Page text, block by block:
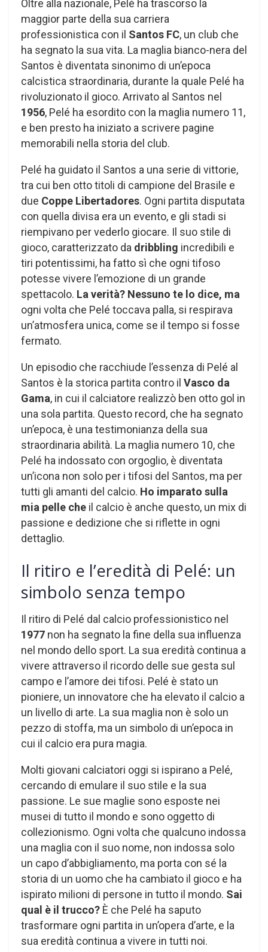
Oltre alla nazionale, Pelé ha trascorso la
maggior parte della sua carriera
professionistica con il Santos FC, un club che
ha segnato la sua vita. La maglia bianco-nera del
Santos è diventata sinonimo di un’epoca
calcistica straordinaria, durante la quale Pelé ha
rivoluzionato il gioco. Arrivato al Santos nel
1956, Pelé ha esordito con la maglia numero 11,
e ben presto ha iniziato a scrivere pagine
memorabili nella storia del club.
Pelé ha guidato il Santos a una serie di vittorie,
tra cui ben otto titoli di campione del Brasile e
due Coppe Libertadores. Ogni partita disputata
con quella divisa era un evento, e gli stadi si
riempivano per vederlo giocare. Il suo stile di
gioco, caratterizzato da dribbling incredibili e
tiri potentissimi, ha fatto sì che ogni tifoso
potesse vivere l’emozione di un grande
spettacolo. La verità? Nessuno te lo dice, ma
ogni volta che Pelé toccava palla, si respirava
un’atmosfera unica, come se il tempo si fosse
fermato.
Un episodio che racchiude l’essenza di Pelé al
Santos è la storica partita contro il Vasco da
Gama, in cui il calciatore realizzò ben otto gol in
una sola partita. Questo record, che ha segnato
un’epoca, è una testimonianza della sua
straordinaria abilità. La maglia numero 10, che
Pelé ha indossato con orgoglio, è diventata
un’icona non solo per i tifosi del Santos, ma per
tutti gli amanti del calcio. Ho imparato sulla
mia pelle che il calcio è anche questo, un mix di
passione e dedizione che si riflette in ogni
dettaglio.
Il ritiro e l’eredità di Pelé: un
simbolo senza tempo
Il ritiro di Pelé dal calcio professionistico nel
1977 non ha segnato la fine della sua influenza
nel mondo dello sport. La sua eredità continua a
vivere attraverso il ricordo delle sue gesta sul
campo e l’amore dei tifosi. Pelé è stato un
pioniere, un innovatore che ha elevato il calcio a
un livello di arte. La sua maglia non è solo un
pezzo di stoffa, ma un simbolo di un’epoca in
cui il calcio era pura magia.
Molti giovani calciatori oggi si ispirano a Pelé,
cercando di emulare il suo stile e la sua
passione. Le sue maglie sono esposte nei
musei di tutto il mondo e sono oggetto di
collezionismo. Ogni volta che qualcuno indossa
una maglia con il suo nome, non indossa solo
un capo d’abbigliamento, ma porta con sé la
storia di un uomo che ha cambiato il gioco e ha
ispirato milioni di persone in tutto il mondo. Sai
qual è il trucco? È che Pelé ha saputo
trasformare ogni partita in un’opera d’arte, e la
sua eredità continua a vivere in tutti noi.